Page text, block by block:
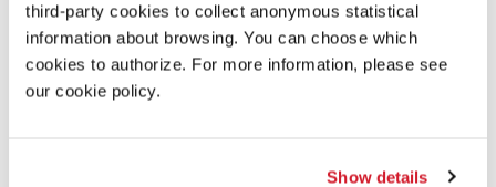
third-party cookies to collect anonymous statistical
information about browsing. You can choose which
cookies to authorize. For more information, please see
our cookie policy.
Show details